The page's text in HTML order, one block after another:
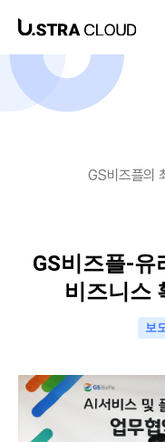
뉴스룸-GS비즈플
GS비즈플의
GS비즈플-유
비즈니스
보